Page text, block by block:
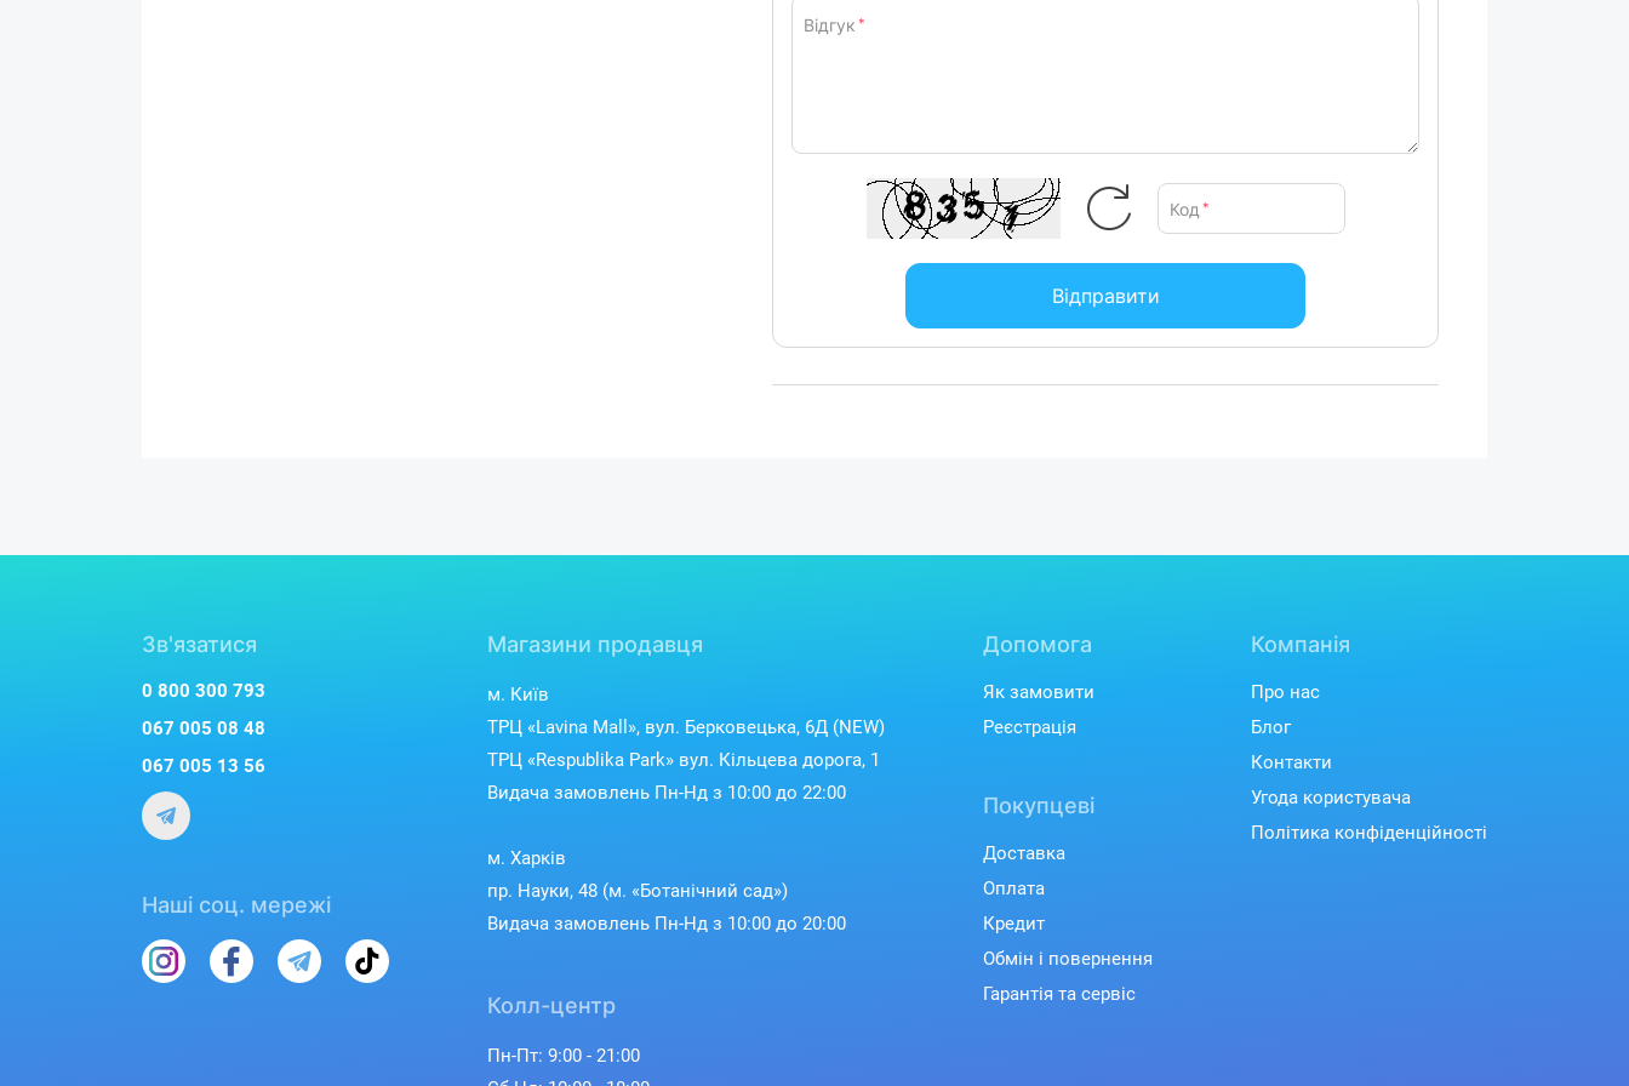
Подивіться, як вони легко обробляють навіть тверді інгредієнти.
Відгук *
Код *
Відправити
Зв'язатися
0 800 300 793
067 005 08 48
067 005 13 56
Наші соц. мережі
Магазини продавця
м. Київ
ТРЦ «Lavina Mall», вул. Берковецька, 6Д (NEW)
ТРЦ «Respublika Park» вул. Кільцева дорога, 1
Видача замовлень Пн-Нд з 10:00 до 22:00
м. Харків
пр. Науки, 48 (м. «Ботанічний сад»)
Видача замовлень Пн-Нд з 10:00 до 20:00
Колл-центр
Пн-Пт: 9:00 - 21:00
Допомога
Як замовити
Реєстрація
Покупцеві
Доставка
Оплата
Кредит
Обмін і повернення
Гарантія та сервіс
Компанія
Про нас
Блог
Контакти
Угода користувача
Політика конфіденційності